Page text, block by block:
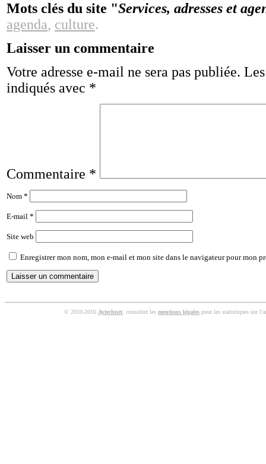
Mots clés du site "Services, adresses et
agenda, culture.
Laisser un commentaire
Votre adresse e-mail ne sera pas publiée.
indiqués avec *
Commentaire *
Nom *
E-mail *
Site web
Enregistrer mon nom, mon e-mail et mon site dans le navigateur pour mon
© 2010-2016 Aytechnet , consultez les mentions légales pour les statistiques sur